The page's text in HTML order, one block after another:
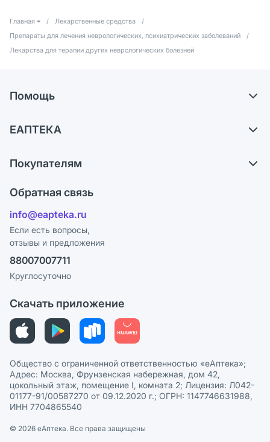
Главная / Лекарственные средства
/
Препараты для лечения неврологических, психиатрических заболеваний
/
Лекарства для терапии других неврологических болезней
Помощь
Самовывоз из аптек
Ответы на вопросы
Блог
ЕАПТЕКА
Карьера
Поставщики
Лицензия
Реклама на сайте
Ваши товары на ЕАПТЕКЕ
Покупателям
Программа СберСпасибо
Политика конфиденциальности
Пользовательское соглашение
Политика рекомендаций
Этика и соответствие
Политика в отношении обработки персональных данных
Обратная связь
info@eapteka.ru
Если есть вопросы,
отзывы и предложения
88007007711
Круглосуточно
Скачать приложение
Общество с ограниченной ответственностью «еАптека»;
Адрес: Москва, Фрунзенская набережная, дом 42,
цокольный этаж, помещение I, комната 2; Лицензия: Л042-
01177-91/00587270 от 09.12.2020 г.; ОГРН: 1147746631988,
ИНН 7704865540
© 2026 eАптека. Все права защищены